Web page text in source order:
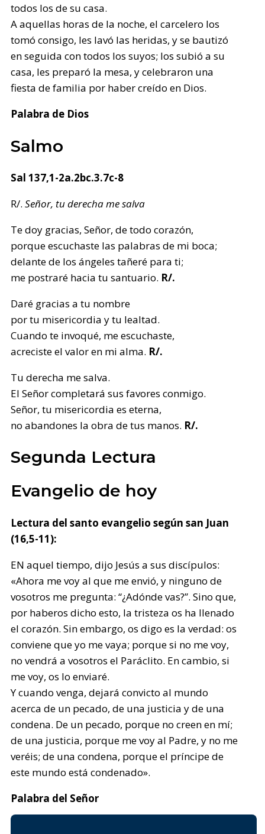
todos los de su casa.
A aquellas horas de la noche, el carcelero los
tomó consigo, les lavó las heridas, y se bautizó
en seguida con todos los suyos; los subió a su
casa, les preparó la mesa, y celebraron una
fiesta de familia por haber creído en Dios.
Palabra de Dios
Salmo
Sal 137,1-2a.2bc.3.7c-8
R/.Señor, tu derecha me salva
Te doy gracias, Señor, de todo corazón,
porque escuchaste las palabras de mi boca;
delante de los ángeles tañeré para ti;
me postraré hacia tu santuario. R/.
Daré gracias a tu nombre
por tu misericordia y tu lealtad.
Cuando te invoqué, me escuchaste,
acreciste el valor en mi alma. R/.
Tu derecha me salva.
El Señor completará sus favores conmigo.
Señor, tu misericordia es eterna,
no abandones la obra de tus manos. R/.
Segunda Lectura
Evangelio de hoy
Lectura del santo evangelio según san Juan
(16,5-11):
EN aquel tiempo, dijo Jesús a sus discípulos:
«Ahora me voy al que me envió, y ninguno de
vosotros me pregunta: “¿Adónde vas?”. Sino que,
por haberos dicho esto, la tristeza os ha llenado
el corazón. Sin embargo, os digo es la verdad: os
conviene que yo me vaya; porque si no me voy,
no vendrá a vosotros el Paráclito. En cambio, si
me voy, os lo enviaré.
Y cuando venga, dejará convicto al mundo
acerca de un pecado, de una justicia y de una
condena. De un pecado, porque no creen en mí;
de una justicia, porque me voy al Padre, y no me
veréis; de una condena, porque el príncipe de
este mundo está condenado».
Palabra del Señor